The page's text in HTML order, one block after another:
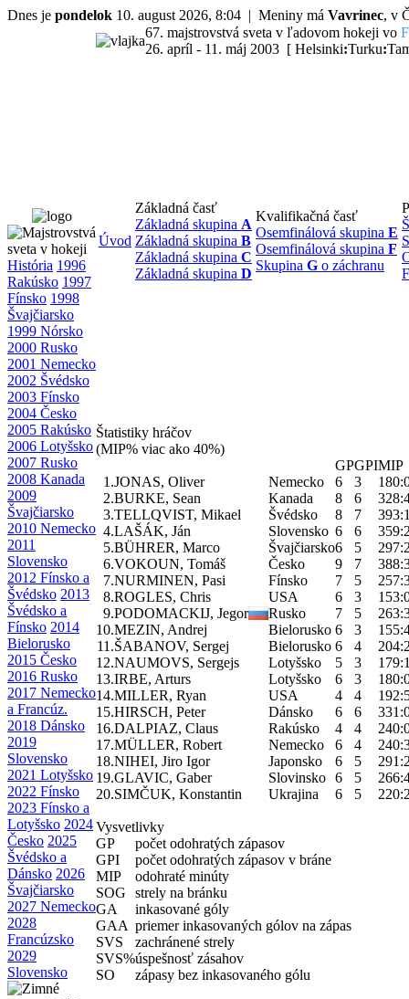
Dnes je pondelok 10. august 2026, 8:04 | Meniny má Vavrinec, v
História 1996
Rakúsko 1997
Fínsko 1998
Švajčiarsko
1999 Nórsko
2000 Rusko
2001 Nemecko
2002 Švédsko
2003 Fínsko
2004 Česko
2005 Rakúsko
2006 Lotyšsko
2007 Rusko
2008 Kanada
2009
Švajčiarsko
2010 Nemecko
2011
Slovensko
2012 Fínsko a
Švédsko 2013
Švédsko a
Fínsko 2014
Bielorusko
2015 Česko
2016 Rusko
2017 Nemecko
a Francúz.
2018 Dánsko
2019
Slovensko
2021 Lotyšsko
2022 Fínsko
2023 Fínsko a
Lotyšsko 2024
Česko 2025
Švédsko a
Dánsko 2026
Švajčiarsko
2027 Nemecko
2028
Francúzsko
2029
Slovensko
67. majstrovstvá sveta v ľadovom hokeji vo
26. apríl - 11. máj 2003 [ Helsinki:Turku:
Úvod
Základná časť
Základná skupina A
Základná skupina B
Základná skupina C
Základná skupina D
Kvalifikačná časť
Osemfinálová skupina E
Osemfinálová skupina F
Skupina G o záchranu
Štatistiky hráčov
(MIP% viac ako 40%)
GPGPIMIP
1.JONAS, Oliver Nemecko 6 3
2.BURKE, Sean Kanada 8 6
3.TELLQVIST, Mikael Švédsko 8 7
4.LAŠÁK, Ján Slovensko 6 6
5.BÜHRER, Marco Švajčiarsko6 5
6.VOKOUN, Tomáš Česko 9 7
7.NURMINEN, Pasi Fínsko 7 5
8.ROGLES, Chris USA 6 3
9.PODOMACKIJ, Jegor Rusko 7 5
10.MEZIN, Andrej Bielorusko 6 3
11.ŠABANOV, Sergej Bielorusko 6 4
12.NAUMOVS, Sergejs Lotyšsko 5 3
13.IRBE, Arturs Lotyšsko 6 3
14.MILLER, Ryan USA 4 4
15.HIRSCH, Peter Dánsko 6 6
16.DALPIAZ, Claus Rakúsko 4 4
17.MÜLLER, Robert Nemecko 6 4
18.NIHEI, Jiro Igor Japonsko 6 5
19.GLAVIC, Gaber Slovinsko 6 5
20.SIMČUK, Konstantin Ukrajina 6 5
Vysvetlivky
GP
počet odohratých zápasov
GPI
počet odohratých zápasov v bráne
MIP
odohraté minúty
SOG
strely na bránku
GA
inkasované góly
GAA priemer inkasovaných gólov na zápas
SVS
zachránené strely
SVS%úspešnosť zásahov
SO
zápasy bez inkasovaného gólu